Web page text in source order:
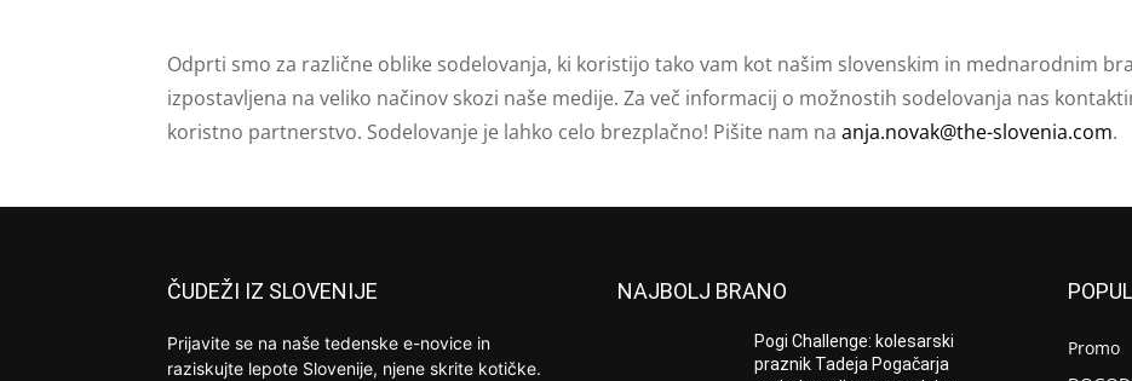
Odprti smo za različne oblike sodelovanja, ki koristijo tako vam kot našim slovenskim in mednarodnim
izpostavljena na veliko načinov skozi naše medije. Za več informacij o možnostih sodelovanja nas
koristno partnerstvo. Sodelovanje je lahko celo brezplačno! Pišite nam na anja.novak@the-slovenia.com.
ČUDEŽI IZ SLOVENIJE
Prijavite se na naše tedenske e-novice in
raziskujte lepote Slovenije, njene skrite kotičke.
NAJBOLJ BRANO
Pogi Challenge: kolesarski
praznik Tadeja Pogačarja
Promo